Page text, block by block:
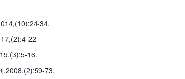
:24-34.
:4-22.
:5-16.
,2008,(2):59-73.